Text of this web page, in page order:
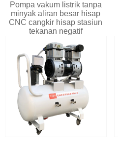
Pompa vakum listrik tanpa
minyak aliran besar hisap
CNC cangkir hisap stasiun
tekanan negatif